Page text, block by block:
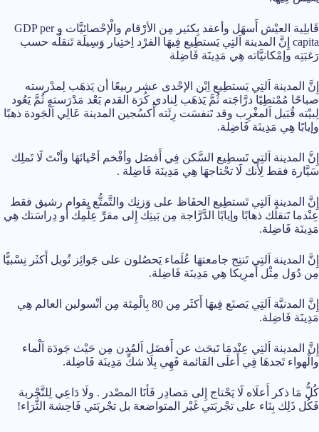
قَابلِية العيْش أَسهَل وأعقد بِكثير مِن الأرْقام والْإحْصائيَّات و GDP per
capita إِنَّ المدينة اَلتِي يَستطِيع فِيهَا الفرْد اِختِيار وَسِيلَة تَنقلُه حسب
رَغبَتِه وإمْكانيَّاته هِي مَدِينَة فَاضِلة
إِنَّ المدينة اَلتِي يَستطِيع اِبْن الإحْدى عشر ربيعًا أن يَذهَب لِمدْرسته
صباحًا مُمْتطِيًا درَّاجَته ثُمَّ يَذهَب لِنادي كُرَة القدم بَعْد مَدْرَسته ثُمَّ يَعُود
لِبيْته قُبَيل اَلمغْرِب وقد تَنفسَت رِئَته أُكسُجين المدينة عَالِي اَلْجَودة ذهبًا
وإيابًا هِي مَدِينَة فَاضِلة.
إِنَّ المدينة اَلتِي تَسطِيع السَّكن فِي أَفضَل وأفْخم أحْيائهَا وأنْتَ لََا تَملِك
سَيَّارة فقط لِأَنك لََا تحْتاجهَا هِي مَدِينَة فَاضِلة .
إِنَّ المدينة اَلتِي تَستطِيع الحفَاظ على وَزنِك والتَّمتُّع بِقوام رشيق فقط
عِنْدما تَنقلُك ذهابًا وإيابًا الدَّرَّاجة مِن بَيتِك إِلى مقرِّ عِلْمِك أو دِراسَتك هِي
مَدِينَة فَاضِلة.
إِنَّ المدينة اَلتِي تَنتِج جامعتهَا عُلَماء يَحصُلون على جَوائِز نُوبل أَكثَر نِسْبيًّا
مِن دُوَل مِثْل أَمرِيكا هِي مَدِينَة فَاضِلة.
إِنَّ المدنيَّة اَلتِي يَصنَع فِيهَا أَكثَر مِن 80 بِالْمِئة مِن أنْسولين العالم هِي
مَدِينَة فَاضِلة.
إِنَّ المدينة اَلتِي عِنْدمَا تَبحَث عن أَفضَل اَلمُدن مِن حَيْث جَودَة اَلْماء
والْهواء تَجدهَا فِي أَعلَى القائمة فَهِي بِلَا شكِّ مَدِينَة فَاضِلة.
كُلُّ مَا ذكر أَعلَاه لََا يَحْتاج إِلى مَصادِر فَأنَا المصْدر . ولَا دَاعِي لِلتَّجْربة
فَكُل ذَلِك بِنَاء على تجْربَتي غَيْر المتواضعة بل تجْربَتي فَاحِشة الثَّرَاء!